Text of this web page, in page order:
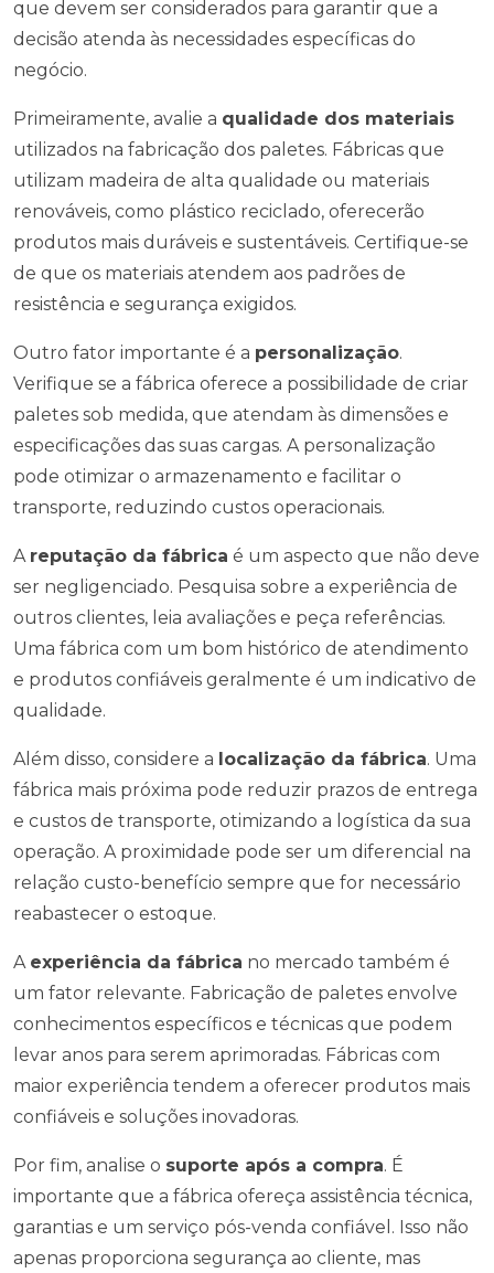
que devem ser considerados para garantir que a
decisão atenda às necessidades específicas do
negócio.
Primeiramente, avalie a qualidade dos materiais
utilizados na fabricação dos paletes. Fábricas que
utilizam madeira de alta qualidade ou materiais
renováveis, como plástico reciclado, oferecerão
produtos mais duráveis e sustentáveis. Certifique-se
de que os materiais atendem aos padrões de
resistência e segurança exigidos.
Outro fator importante é a personalização.
Verifique se a fábrica oferece a possibilidade de criar
paletes sob medida, que atendam às dimensões e
especificações das suas cargas. A personalização
pode otimizar o armazenamento e facilitar o
transporte, reduzindo custos operacionais.
A reputação da fábrica é um aspecto que não deve
ser negligenciado. Pesquisa sobre a experiência de
outros clientes, leia avaliações e peça referências.
Uma fábrica com um bom histórico de atendimento
e produtos confiáveis geralmente é um indicativo de
qualidade.
Além disso, considere a localização da fábrica. Uma
fábrica mais próxima pode reduzir prazos de entrega
e custos de transporte, otimizando a logística da sua
operação. A proximidade pode ser um diferencial na
relação custo-benefício sempre que for necessário
reabastecer o estoque.
A experiência da fábrica no mercado também é
um fator relevante. Fabricação de paletes envolve
conhecimentos específicos e técnicas que podem
levar anos para serem aprimoradas. Fábricas com
maior experiência tendem a oferecer produtos mais
confiáveis e soluções inovadoras.
Por fim, analise o suporte após a compra. É
importante que a fábrica ofereça assistência técnica,
garantias e um serviço pós-venda confiável. Isso não
apenas proporciona segurança ao cliente, mas